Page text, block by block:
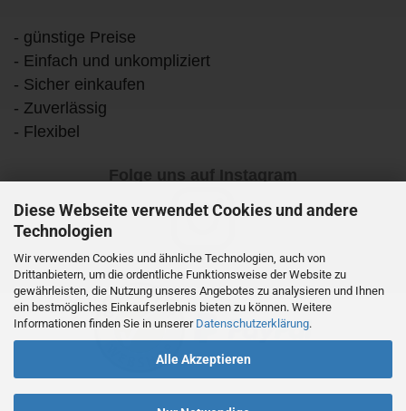
Diese Webseite verwendet Cookies und andere
Technologien
Wir verwenden Cookies und ähnliche Technologien, auch von
Drittanbietern, um die ordentliche Funktionsweise der Website zu
gewährleisten, die Nutzung unseres Angebotes zu analysieren und Ihnen
ein bestmögliches Einkaufserlebnis bieten zu können. Weitere
Informationen finden Sie in unserer Datenschutzerklärung.
Alle Akzeptieren
- günstige Preise
- Einfach und unkompliziert
- Sicher einkaufen
- Zuverlässig
- Flexibel
Folge uns auf Instagram